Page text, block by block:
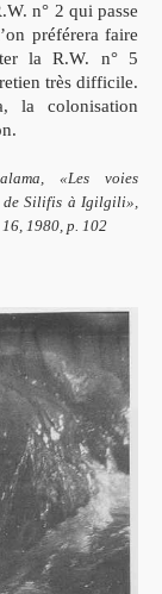
n° 2 qui passe
préférera faire
la R.W. n° 5
très difficile.
la colonisation
«Les voies
de Silifis à Igilgili»,
1980, p. 102